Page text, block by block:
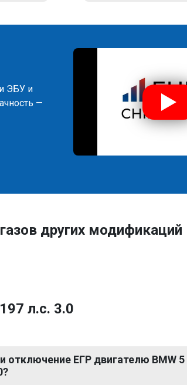
ЭБУ и
—
других модификаций
л.с. 3.0
отключение ЕГР двигателю BMW 5